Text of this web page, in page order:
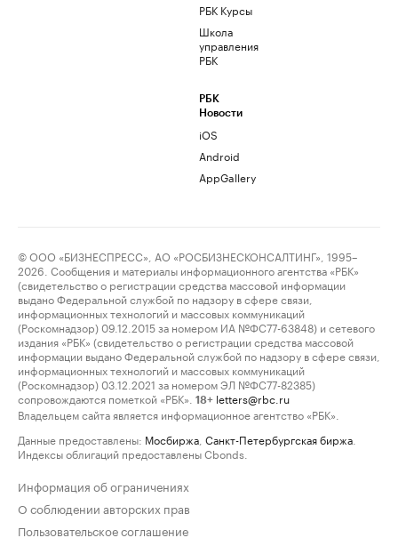
РБК Курсы
Школа
управления
РБК
РБК
Новости
iOS
Android
AppGallery
© ООО «БИЗНЕСПРЕСС», АО «РОСБИЗНЕСКОНСАЛТИНГ», 1995–
2026. Сообщения и материалы информационного агентства «РБК»
(свидетельство о регистрации средства массовой информации
выдано Федеральной службой по надзору в сфере связи,
информационных технологий и массовых коммуникаций
(Роскомнадзор) 09.12.2015 за номером ИА №ФС77-63848) и сетевого
издания «РБК» (свидетельство о регистрации средства массовой
информации выдано Федеральной службой по надзору в сфере связи,
информационных технологий и массовых коммуникаций
(Роскомнадзор) 03.12.2021 за номером ЭЛ №ФС77-82385)
сопровождаются пометкой «РБК».
18+ letters@rbc.ru
Владельцем сайта является информационное агентство «РБК».
Данные предоставлены: Мосбиржа Санкт-Петербургская биржа
Индексы облигаций предоставлены Cbonds.
Информация об ограничениях
О соблюдении авторских прав
Пользовательское соглашение